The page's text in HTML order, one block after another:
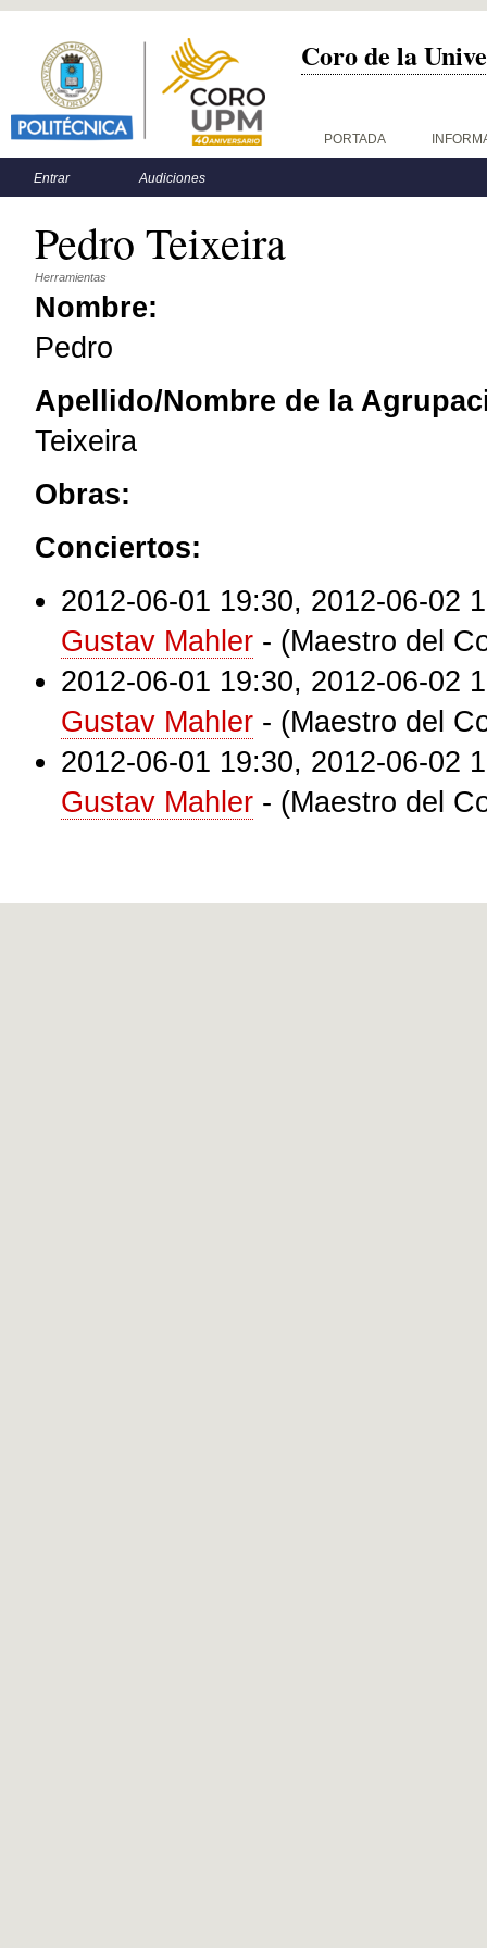
Coro de la
Menú principal PORTADA
Menú secundario
Entrar Audiciones
Pedro Teixeira
Herramientas
Nombre:
Pedro
Apellido/Nombre de la
Teixeira
Obras:
Conciertos:
2012-06-01 19:30, 2012-06-02
Gustav Mahler - (Maestro del
2012-06-01 19:30, 2012-06-02
Gustav Mahler - (Maestro del
2012-06-01 19:30, 2012-06-02
Gustav Mahler - (Maestro del